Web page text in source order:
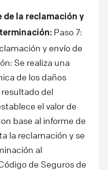
de la reclamación y
Paso 7:
y envío de
Se realiza una
de los daños
del
el valor de
base al informe de
la reclamación y se
al
de Seguros de